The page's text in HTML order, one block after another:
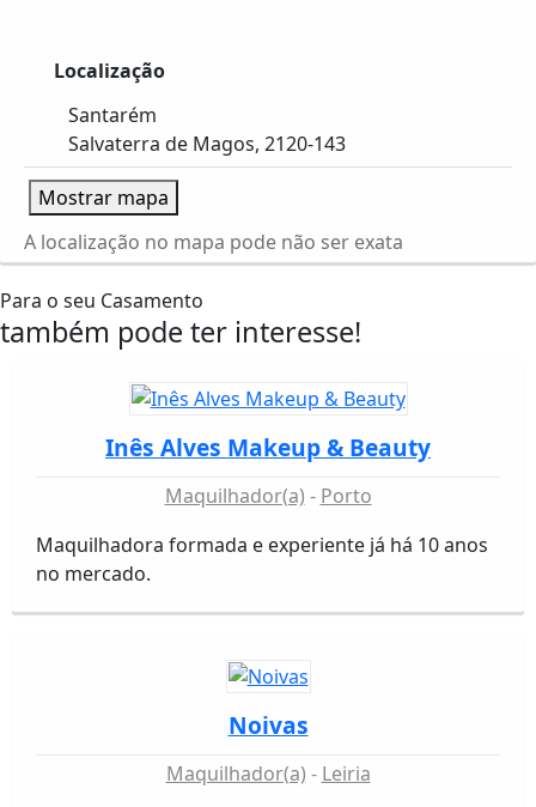
Localização
Santarém
Salvaterra de Magos, 2120-143
Mostrar mapa
A localização no mapa pode não ser exata
Para o seu Casamento
também pode ter interesse!
Inês Alves Makeup & Beauty
Maquilhador(a)
Porto
Maquilhadora formada e experiente já há 10 anos
no mercado.
Noivas
Maquilhador(a)
Leiria